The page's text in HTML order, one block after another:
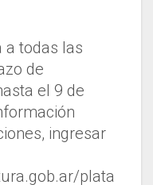
a todas las
de
el 9 de
ingresar
plata